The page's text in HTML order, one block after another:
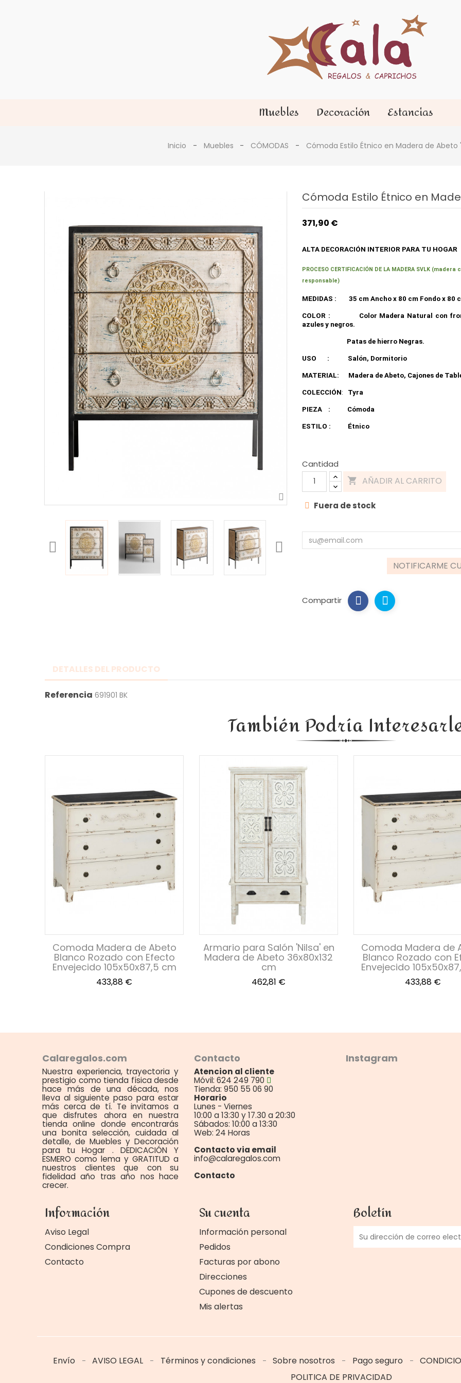
Muebles Decoración Estancias
Inicio Muebles CÓMODAS Cómoda Estilo Étnico en Madera de Abeto
Cómoda Estilo Étnico en
371,90 €
ALTA DECORACIÓN INTERIOR PARA TU HOGAR
PROCESO CERTIFICACIÓN DE LA MADERA SVLK
responsable)
MEDIDAS : 35 cm Ancho x 80 cm Fondo x 80
COLOR :
Color Madera Natural con
azules y negros.
Patas de hierro Negras.
USO : Salón, Dormitorio
MATERIAL: Madera de Abeto, Cajones de
COLECCIÓN: Tyra
PIEZA : Cómoda
ESTILO : Étnico
Cantidad
 AÑADIR AL CARRITO
Fuera de stock
NOTIFICARME
Compartir
DETALLES DEL PRODUCTO
Referencia 691901 BK
También Podría
Comoda Madera de Abeto
Blanco Rozado con Efecto
Envejecido 105x50x87,5 cm
Precio
433,88 €
Armario para Salón 'Nilsa' en
Madera de Abeto 36x80x132
cm
Precio
462,81 €
Comoda Madera de
Blanco Rozado con
Envejecido
Precio
433,88 €
Calaregalos.com
Nuestra experiencia, trayectoria y
prestigio como tienda física desde
hace más de una década, nos
lleva al siguiente paso para estar
más cerca de tí. Te invitamos a
que disfrutes ahora en nuestra
tienda online donde encontrarás
una bonita selección, cuidada al
detalle, de Muebles y Decoración
para tu Hogar . DEDICACIÓN Y
ESMERO como lema y GRATITUD a
nuestros clientes que con su
fidelidad año tras año nos hace
crecer.
Contacto
Atencion al cliente
Móvil: 624 249 790
Tienda: 950 55 06 90
Horario
Lunes - Viernes
10:00 a 13:30 y 17.30 a 20:30
Sábados: 10:00 a 13:30
Web: 24 Horas
Contacto via email
info@calaregalos.com
Contacto
Instagram
Información
Aviso Legal
Condiciones Compra
Contacto
Su cuenta
Información personal
Pedidos
Facturas por abono
Direcciones
Cupones de descuento
Mis alertas
Boletín
Envío AVISO LEGAL Términos y condiciones Sobre nosotros Pago seguro
POLITICA DE PRIVACIDAD